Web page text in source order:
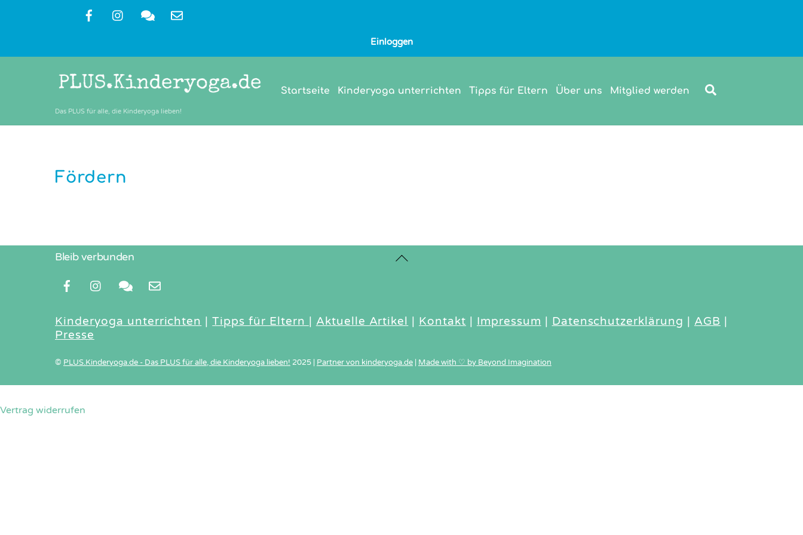
Einloggen
Das PLUS für alle, die Kinderyoga lieben!
Startseite Kinderyoga unterrichten Tipps für Eltern Über uns Mitglied werden
Fördern
Back
Bleib verbunden
Kinderyoga unterrichten |Tipps für Eltern | Aktuelle Artikel | Kontakt | Impressum | Datenschutzerklärung | AGB |
Presse
© PLUS.Kinderyoga.de - Das PLUS für alle, die Kinderyoga lieben! 2025 Partner von kinderyoga.de Made with ♡ by Beyond Imagination
Vertrag widerrufen